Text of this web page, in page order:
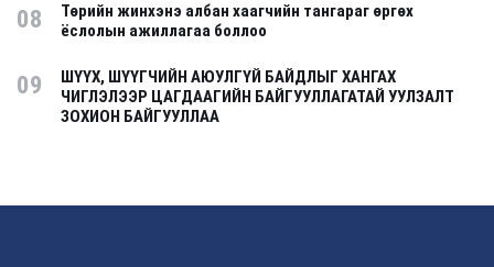
08
Төрийн жинхэнэ албан хаагчийн тангараг өргөх
ёслолын ажиллагаа боллоо
09
ШҮҮХ, ШҮҮГЧИЙН АЮУЛГҮЙ БАЙДЛЫГ ХАНГАХ
ЧИГЛЭЛЭЭР ЦАГДААГИЙН БАЙГУУЛЛАГАТАЙ УУЛЗАЛТ
ЗОХИОН БАЙГУУЛЛАА